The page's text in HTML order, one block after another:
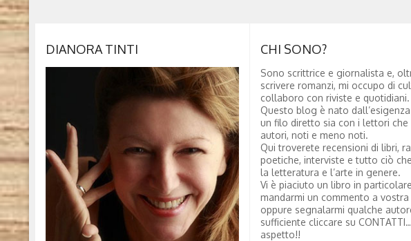
DIANORA TINTI CHI SONO?
Sono scrittrice e giornalista e,
scrivere romanzi, mi occupo di
collaboro con riviste e quotidiani.
Questo blog è nato
un filo diretto sia con i lettori che
autori, noti e meno noti.
Qui troverete recensioni di libri,
poetiche, interviste e tutto ciò
la letteratura e l’arte in genere.
Vi è piaciuto un libro in
mandarmi un commento a vostra
oppure segnalarmi qualche
sufficiente cliccare su
aspetto!!